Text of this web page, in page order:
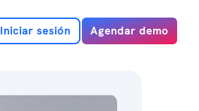
Iniciar sesión Agendar demo